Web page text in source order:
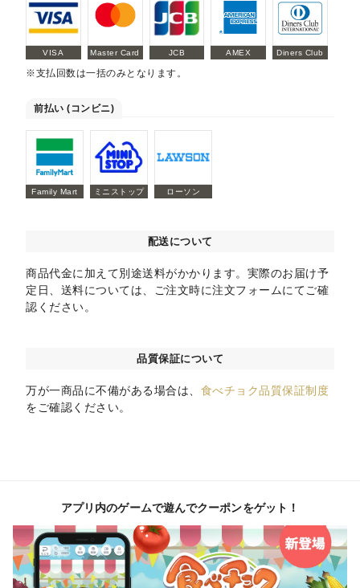
VISA Master Card JCB AMEX Diners Club
※支払回数は一括のみとなります。
前払い (コンビニ)
Family Mart ミニストップ ローソン
配送について
商品代金に加えて別途送料がかかります。実際のお届け予
定日、送料については、ご注文時に注文フォームにてご確
認ください。
品質保証について
万が一商品に不備がある場合は、 食べチョク品質保証制度
をご確認ください。
アプリ内のゲームで遊んでクーポンをゲット！